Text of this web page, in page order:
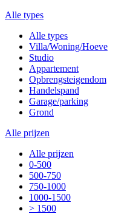
Alle types
Alle types
Villa/Woning/Hoeve
Studio
Appartement
Opbrengsteigendom
Handelspand
Garage/parking
Grond
Alle prijzen
Alle prijzen
0-500
500-750
750-1000
1000-1500
> 1500